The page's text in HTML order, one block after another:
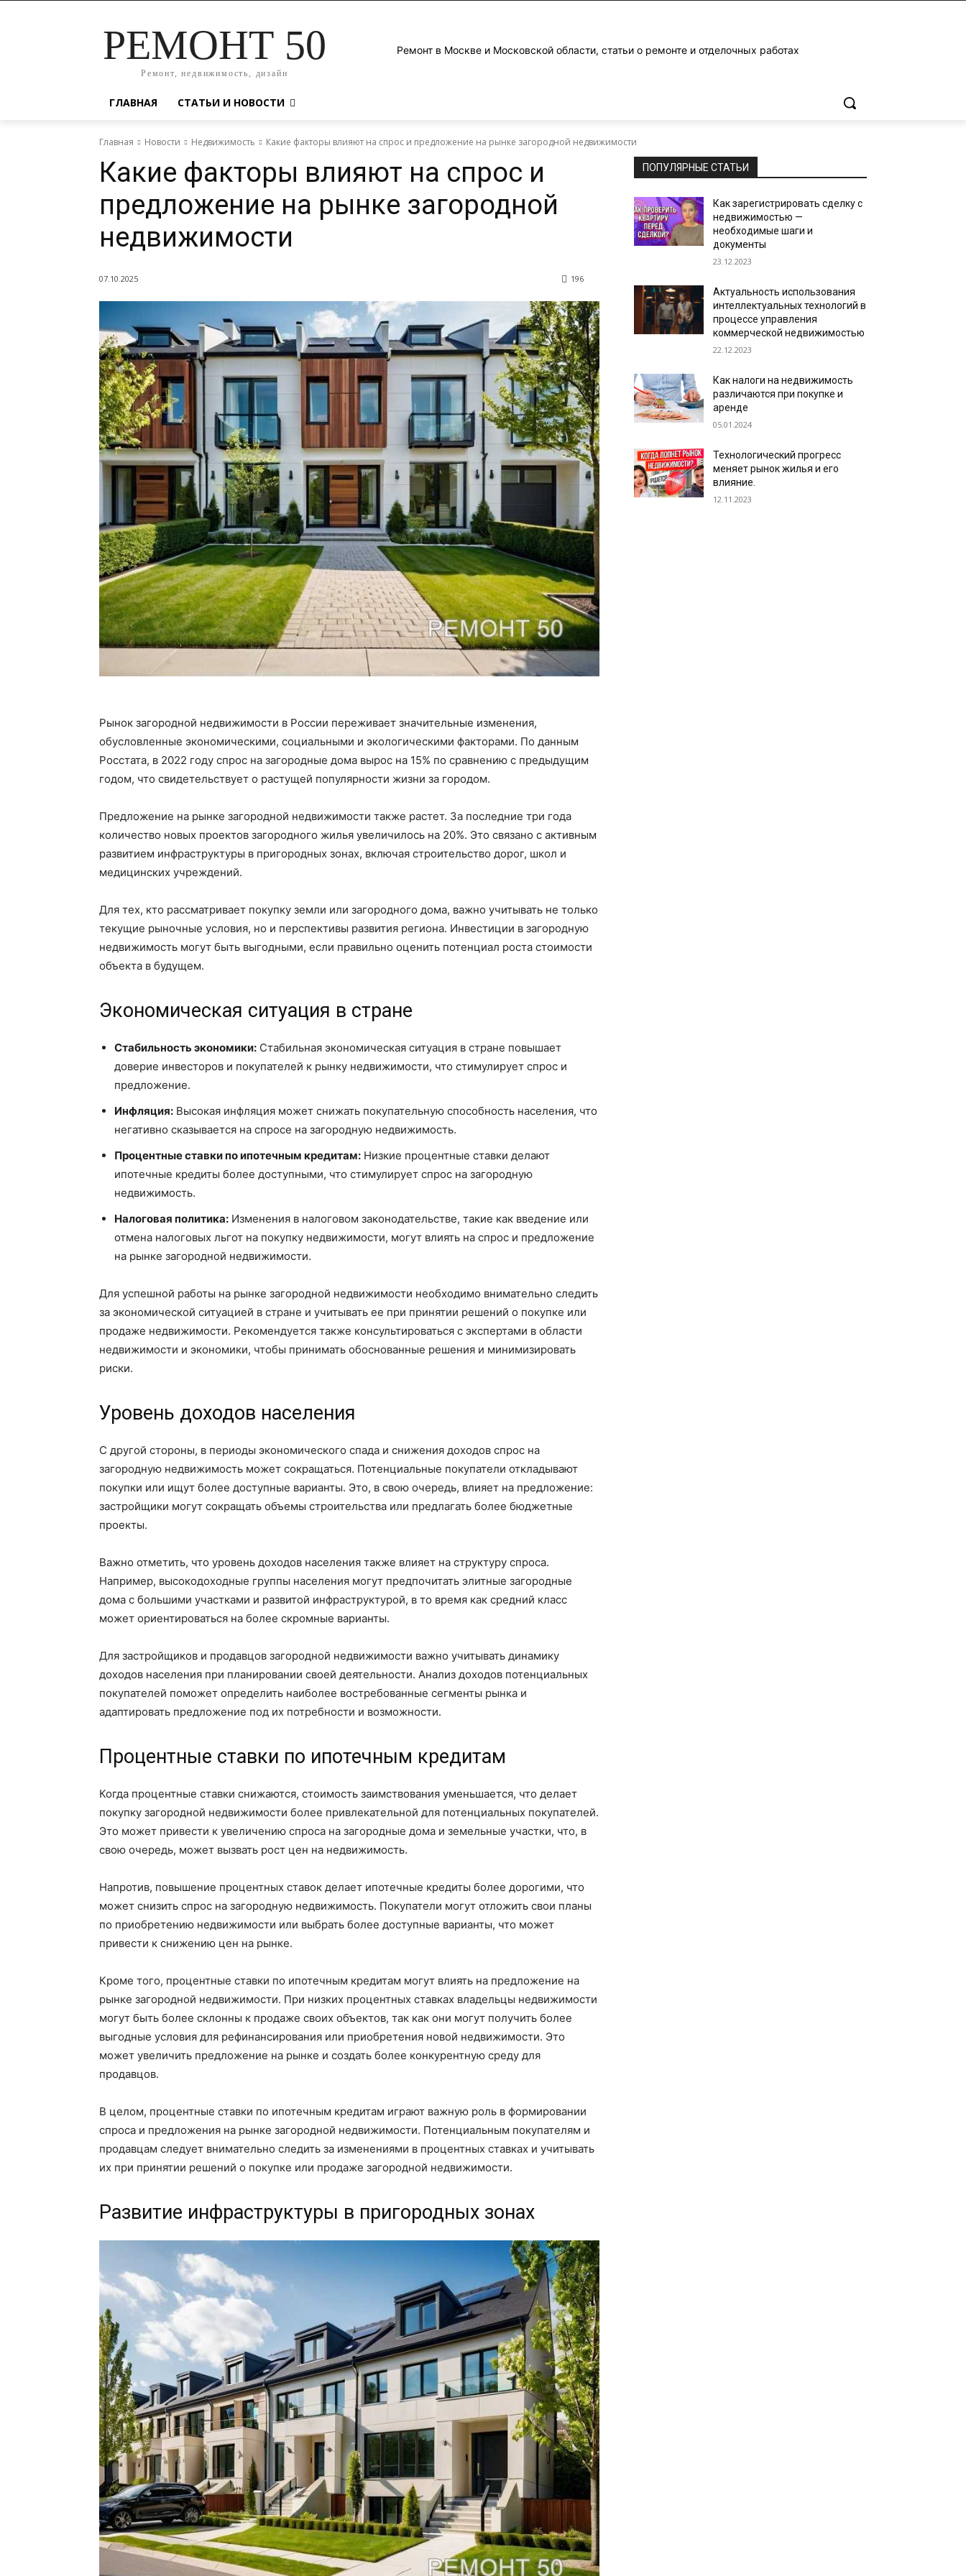
РЕМОНТ 50
Ремонт, недвижимость, дизайн
Ремонт в Москве и Московской области, статьи о ремонте и отделочных работах
ГЛАВНАЯ СТАТЬИ И НОВОСТИ
Главная Новости Недвижимость Какие факторы влияют на спрос и предложение на рынке загородной недвижимости
Какие факторы влияют на спрос и
предложение на рынке загородной
недвижимости
07.10.2025 196
Рынок загородной недвижимости в России переживает значительные изменения,
обусловленные экономическими, социальными и экологическими факторами. По данным
Росстата, в 2022 году спрос на загородные дома вырос на 15% по сравнению с предыдущим
годом, что свидетельствует о растущей популярности жизни за городом.
Предложение на рынке загородной недвижимости также растет. За последние три года
количество новых проектов загородного жилья увеличилось на 20%. Это связано с активным
развитием инфраструктуры в пригородных зонах, включая строительство дорог, школ и
медицинских учреждений.
Для тех, кто рассматривает покупку земли или загородного дома, важно учитывать не только
текущие рыночные условия, но и перспективы развития региона. Инвестиции в загородную
недвижимость могут быть выгодными, если правильно оценить потенциал роста стоимости
объекта в будущем.
Экономическая ситуация в стране
Стабильность экономики: Стабильная экономическая ситуация в стране повышает
доверие инвесторов и покупателей к рынку недвижимости, что стимулирует спрос и
предложение.
Инфляция: Высокая инфляция может снижать покупательную способность населения, что
негативно сказывается на спросе на загородную недвижимость.
Процентные ставки по ипотечным кредитам: Низкие процентные ставки делают
ипотечные кредиты более доступными, что стимулирует спрос на загородную
недвижимость.
Налоговая политика: Изменения в налоговом законодательстве, такие как введение или
отмена налоговых льгот на покупку недвижимости, могут влиять на спрос и предложение
на рынке загородной недвижимости.
Для успешной работы на рынке загородной недвижимости необходимо внимательно следить
за экономической ситуацией в стране и учитывать ее при принятии решений о покупке или
продаже недвижимости. Рекомендуется также консультироваться с экспертами в области
недвижимости и экономики, чтобы принимать обоснованные решения и минимизировать
риски.
Уровень доходов населения
С другой стороны, в периоды экономического спада и снижения доходов спрос на
загородную недвижимость может сокращаться. Потенциальные покупатели откладывают
покупки или ищут более доступные варианты. Это, в свою очередь, влияет на предложение:
застройщики могут сокращать объемы строительства или предлагать более бюджетные
проекты.
Важно отметить, что уровень доходов населения также влияет на структуру спроса.
Например, высокодоходные группы населения могут предпочитать элитные загородные
дома с большими участками и развитой инфраструктурой, в то время как средний класс
может ориентироваться на более скромные варианты.
Для застройщиков и продавцов загородной недвижимости важно учитывать динамику
доходов населения при планировании своей деятельности. Анализ доходов потенциальных
покупателей поможет определить наиболее востребованные сегменты рынка и
адаптировать предложение под их потребности и возможности.
Процентные ставки по ипотечным кредитам
Когда процентные ставки снижаются, стоимость заимствования уменьшается, что делает
покупку загородной недвижимости более привлекательной для потенциальных покупателей.
Это может привести к увеличению спроса на загородные дома и земельные участки, что, в
свою очередь, может вызвать рост цен на недвижимость.
Напротив, повышение процентных ставок делает ипотечные кредиты более дорогими, что
может снизить спрос на загородную недвижимость. Покупатели могут отложить свои планы
по приобретению недвижимости или выбрать более доступные варианты, что может
привести к снижению цен на рынке.
Кроме того, процентные ставки по ипотечным кредитам могут влиять на предложение на
рынке загородной недвижимости. При низких процентных ставках владельцы недвижимости
могут быть более склонны к продаже своих объектов, так как они могут получить более
выгодные условия для рефинансирования или приобретения новой недвижимости. Это
может увеличить предложение на рынке и создать более конкурентную среду для
продавцов.
В целом, процентные ставки по ипотечным кредитам играют важную роль в формировании
спроса и предложения на рынке загородной недвижимости. Потенциальным покупателям и
продавцам следует внимательно следить за изменениями в процентных ставках и учитывать
их при принятии решений о покупке или продаже загородной недвижимости.
Развитие инфраструктуры в пригородных зонах
ПОПУЛЯРНЫЕ СТАТЬИ
Как зарегистрировать сделку с
недвижимостью —
необходимые шаги и
документы
23.12.2023
Актуальность использования
интеллектуальных технологий в
процессе управления
коммерческой недвижимостью
22.12.2023
Как налоги на недвижимость
различаются при покупке и
аренде
05.01.2024
Технологический прогресс
меняет рынок жилья и его
влияние.
12.11.2023